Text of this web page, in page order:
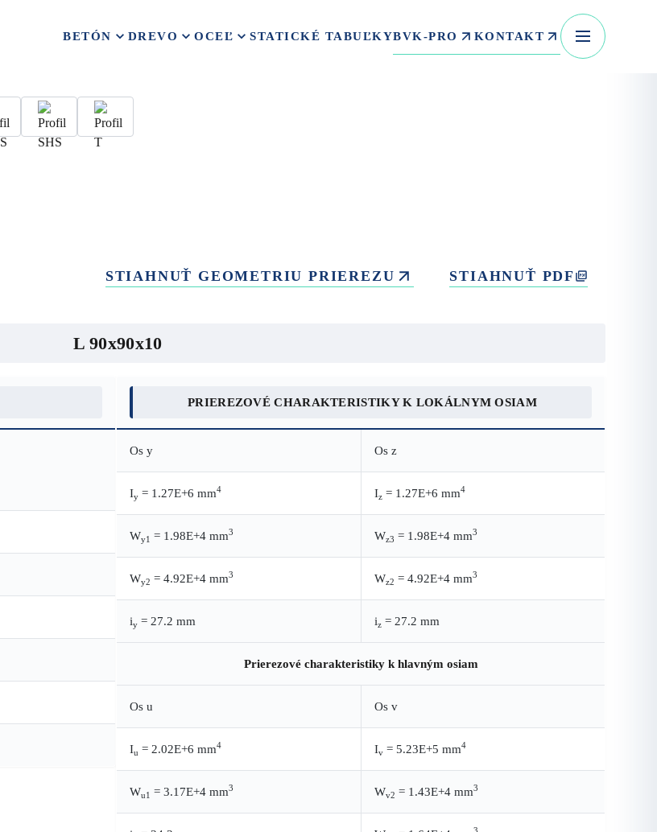
BETÓN DREVO OCEĽ STATICKÉ TABUĽKYBVK-PRO KONTAKT
STIAHNUŤ GEOMETRIU PRIEREZU STIAHNUŤ PDF
L 90x90x10
PRIEREZOVÉ CHARAKTERISTIKY K LOKÁLNYM OSIAM
Os y Os z
Iy = 1.27E+6 mm4 Iz = 1.27E+6 mm4
Wy1 = 1.98E+4 mm3 Wz3 = 1.98E+4 mm3
Wy2 = 4.92E+4 mm3 Wz2 = 4.92E+4 mm3
iy = 27.2 mm iz = 27.2 mm
Prierezové charakteristiky k hlavným osiam
Os u Os v
Iu = 2.02E+6 mm4 Iv = 5.23E+5 mm4
Wu1 = 3.17E+4 mm3 Wv2 = 1.43E+4 mm3